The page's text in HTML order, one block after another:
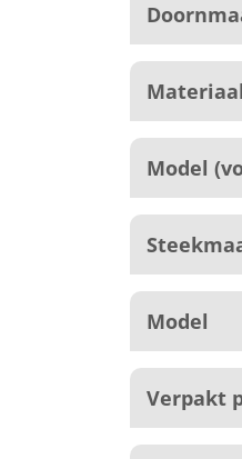
Model
Model
Verpakt